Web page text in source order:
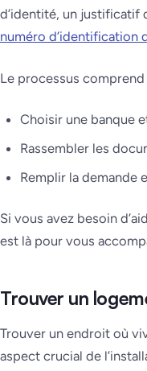
d’identité, un justificatif
numéro d’identification
Le processus
Choisir une banque
Rassembler les
Remplir la demande
Si vous avez besoin
est là pour vous
Trouver un
Trouver un endroit où
aspect crucial de